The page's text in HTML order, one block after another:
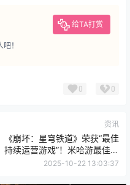
给TA打赏
！
0 0
资讯
《崩坏：星穹铁道》荣获“最佳
持续运营游戏”！米哈游最佳发
行商
2025-10-22 13:03:37